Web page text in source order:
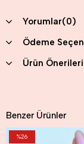
Yorumlar(0)
Ödeme
Ürün Önerileri
Benzer Ürünler
%26